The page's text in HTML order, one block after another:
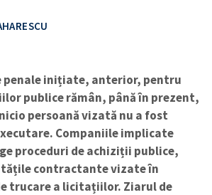
penale inițiate, anterior, pentru
publice rămân, până în prezent,
persoană vizată nu a fost
Companiile implicate
proceduri de achiziții publice,
contractante vizate în
trucare a licitațiilor. Ziarul de